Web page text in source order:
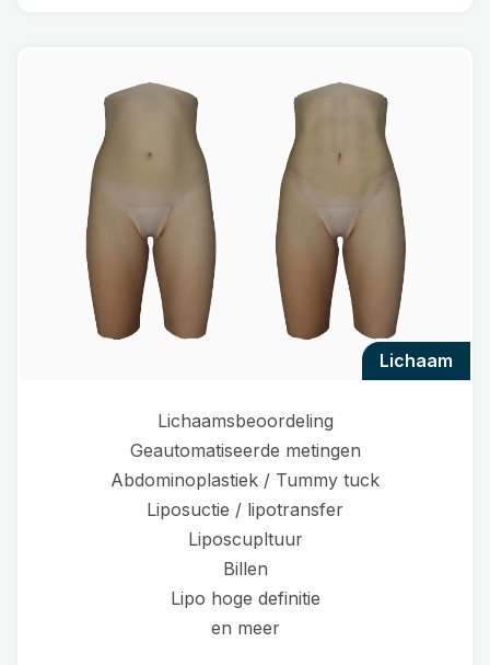
lichaam
Lichaamsbeoordeling
Geautomatiseerde metingen
Abdominoplastiek / Tummy tuck
Liposuctie / lipotransfer
Liposcupltuur
Billen
Lipo hoge definitie
en meer